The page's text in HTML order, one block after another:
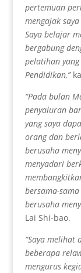
pertemuan
mengajak
Saya belajar
bergabung
pelatihan
Pendidikan,”
“Pada bulan
penyaluran
yang saya
orang dan
berusaha
menyadari
bersama-
berusaha
Lai Shi-bao.
“Saya melihat
beberapa
mengurus